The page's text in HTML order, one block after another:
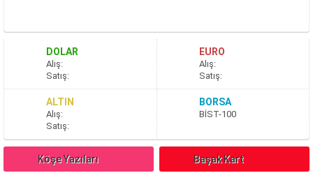
DOLAR
Alış:
Satış:
EURO
Alış:
Satış:
ALTIN
Alış:
Satış:
BORSA
BİST-100
Köşe Yazıları Başak Kart